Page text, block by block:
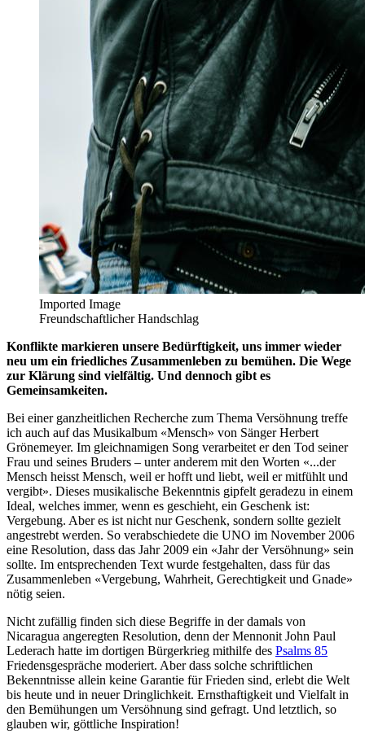
Imported Image
Freundschaftlicher Handschlag
Konflikte markieren unsere Bedürftigkeit, uns immer wieder
neu um ein friedliches Zusammenleben zu bemühen. Die Wege
zur Klärung sind vielfältig. Und dennoch gibt es
Gemeinsamkeiten.
Bei einer ganzheitlichen Recherche zum Thema Versöhnung treffe
ich auch auf das Musikalbum «Mensch» von Sänger Herbert
Grönemeyer. Im gleichnamigen Song verarbeitet er den Tod seiner
Frau und seines Bruders – unter anderem mit den Worten «...der
Mensch heisst Mensch, weil er hofft und liebt, weil er mitfühlt und
vergibt». Dieses musikalische Bekenntnis gipfelt geradezu in einem
Ideal, welches immer, wenn es geschieht, ein Geschenk ist:
Vergebung. Aber es ist nicht nur Geschenk, sondern sollte gezielt
angestrebt werden. So verabschiedete die UNO im November 2006
eine Resolution, dass das Jahr 2009 ein «Jahr der Versöhnung» sein
sollte. Im entsprechenden Text wurde festgehalten, dass für das
Zusammenleben «Vergebung, Wahrheit, Gerechtigkeit und Gnade»
nötig seien.
Nicht zufällig finden sich diese Begriffe in der damals von
Nicaragua angeregten Resolution, denn der Mennonit John Paul
Lederach hatte im dortigen Bürgerkrieg mithilfe des Psalms 85
Friedensgespräche moderiert. Aber dass solche schriftlichen
Bekenntnisse allein keine Garantie für Frieden sind, erlebt die Welt
bis heute und in neuer Dringlichkeit. Ernsthaftigkeit und Vielfalt in
den Bemühungen um Versöhnung sind gefragt. Und letztlich, so
glauben wir, göttliche Inspiration!